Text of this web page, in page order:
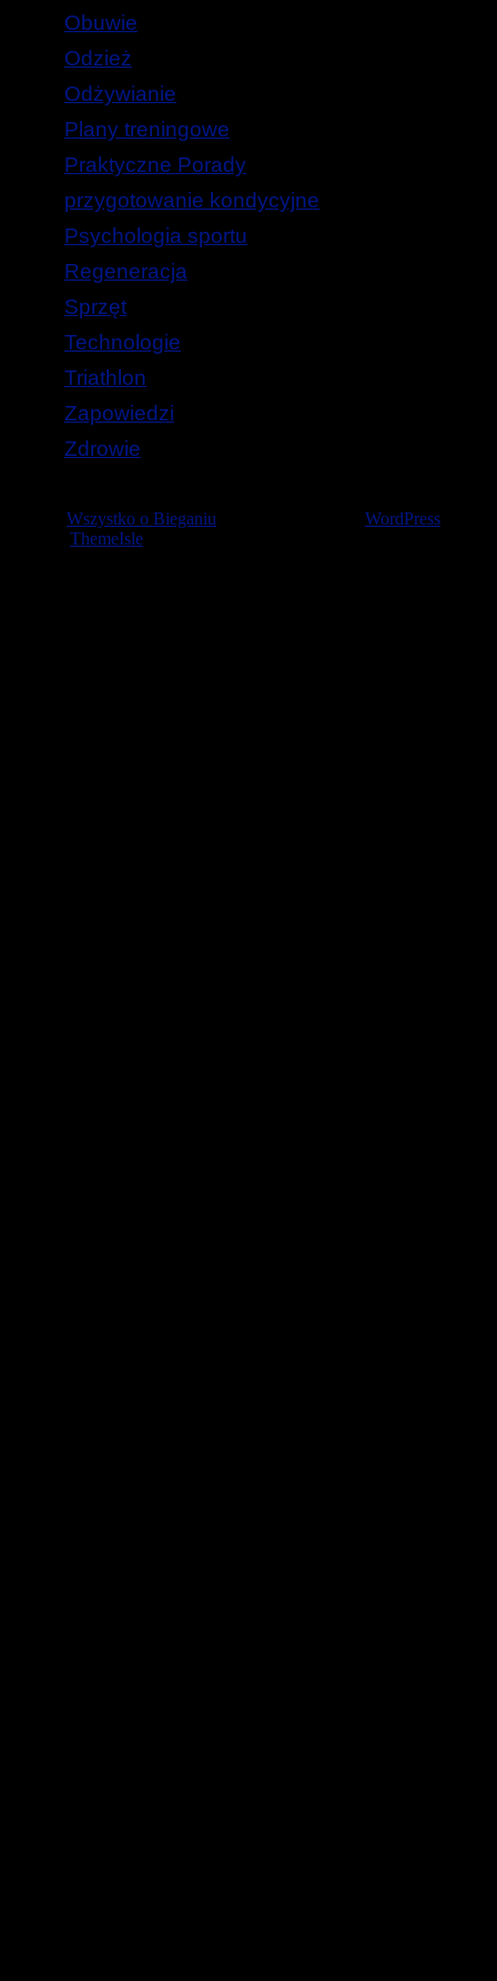
Obuwie
Odzież
Odżywianie
Plany treningowe
Praktyczne Porady
przygotowanie kondycyjne
Psychologia sportu
Regeneracja
Sprzęt
Technologie
Triathlon
Zapowiedzi
Zdrowie
Wszystko o Bieganiu
WordPress
ThemeIsle